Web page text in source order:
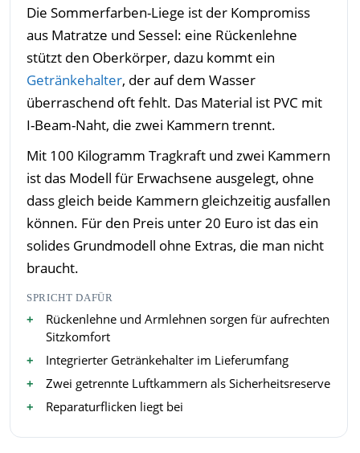
Die Sommerfarben-Liege ist der Kompromiss
aus Matratze und Sessel: eine Rückenlehne
stützt den Oberkörper, dazu kommt ein
Getränkehalter, der auf dem Wasser
überraschend oft fehlt. Das Material ist PVC mit
I-Beam-Naht, die zwei Kammern trennt.
Mit 100 Kilogramm Tragkraft und zwei Kammern
ist das Modell für Erwachsene ausgelegt, ohne
dass gleich beide Kammern gleichzeitig ausfallen
können. Für den Preis unter 20 Euro ist das ein
solides Grundmodell ohne Extras, die man nicht
braucht.
SPRICHT DAFÜR
Rückenlehne und Armlehnen sorgen für aufrechten
Sitzkomfort
Integrierter Getränkehalter im Lieferumfang
Zwei getrennte Luftkammern als Sicherheitsreserve
Reparaturflicken liegt bei